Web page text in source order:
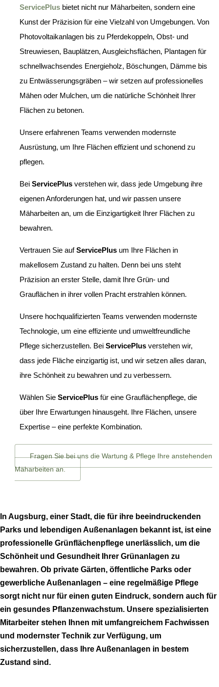
ServicePlus bietet nicht nur Mäharbeiten, sondern eine
Kunst der Präzision für eine Vielzahl von Umgebungen. Von
Photovoltaikanlagen bis zu Pferdekoppeln, Obst- und
Streuwiesen, Bauplätzen, Ausgleichsflächen, Plantagen für
schnellwachsendes Energieholz, Böschungen, Dämme bis
zu Entwässerungsgräben – wir setzen auf professionelles
Mähen oder Mulchen, um die natürliche Schönheit Ihrer
Flächen zu betonen.
Unsere erfahrenen Teams verwenden modernste
Ausrüstung, um Ihre Flächen effizient und schonend zu
pflegen.
Bei ServicePlus verstehen wir, dass jede Umgebung ihre
eigenen Anforderungen hat, und wir passen unsere
Mäharbeiten an, um die Einzigartigkeit Ihrer Flächen zu
bewahren.
Vertrauen Sie aufServicePlus um Ihre Flächen in
makellosem Zustand zu halten. Denn bei uns steht
Präzision an erster Stelle, damit Ihre Grün- und
Grauflächen in ihrer vollen Pracht erstrahlen können.
Unsere hochqualifizierten Teams verwenden modernste
Technologie, um eine effiziente und umweltfreundliche
Pflege sicherzustellen. Bei ServicePlus verstehen wir,
dass jede Fläche einzigartig ist, und wir setzen alles daran,
ihre Schönheit zu bewahren und zu verbessern.
Wählen Sie ServicePlus für eine Grauflächenpflege, die
über Ihre Erwartungen hinausgeht. Ihre Flächen, unsere
Expertise – eine perfekte Kombination.
Fragen Sie bei uns die Wartung & Pflege Ihre anstehenden
Mäharbeiten an.
In Augsburg, einer Stadt, die für ihre beeindruckenden
Parks und lebendigen Außenanlagen bekannt ist, ist eine
professionelle Grünflächenpflege unerlässlich, um die
Schönheit und Gesundheit Ihrer Grünanlagen zu
bewahren. Ob private Gärten, öffentliche Parks oder
gewerbliche Außenanlagen – eine regelmäßige Pflege
sorgt nicht nur für einen guten Eindruck, sondern auch für
ein gesundes Pflanzenwachstum. Unsere spezialisierten
Mitarbeiter stehen Ihnen mit umfangreichem Fachwissen
und modernster Technik zur Verfügung, um
sicherzustellen, dass Ihre Außenanlagen in bestem
Zustand sind.